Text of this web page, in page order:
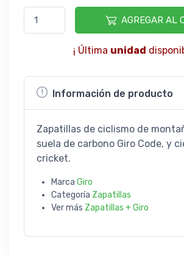
AGREGAR AL
¡ Última unidad
Información de producto
Zapatillas de ciclismo de
suela de carbono Giro Code, y
cricket.
Marca Giro
Categoría Zapatillas
Ver más Zapatillas + Giro